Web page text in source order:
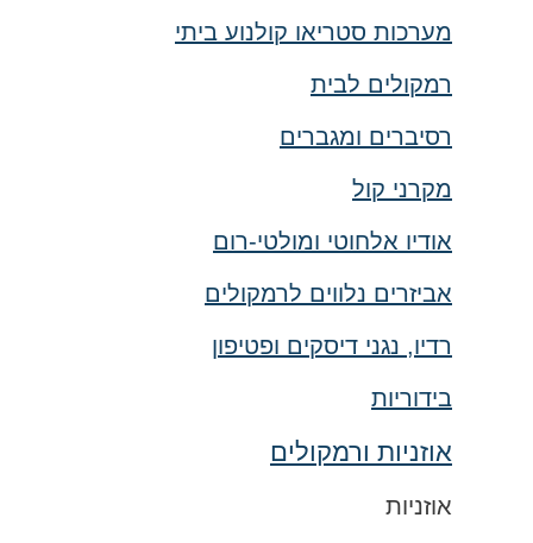
מערכות סטריאו קולנוע ביתי
רמקולים לבית
רסיברים ומגברים
מקרני קול
אודיו אלחוטי ומולטי-רום
אביזרים נלווים לרמקולים
רדיו, נגני דיסקים ופטיפון
בידוריות
אוזניות ורמקולים
אוזניות